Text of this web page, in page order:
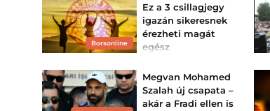
Borsonline
Ez a 3 csillagjegy
igazán sikeresnek
érezheti magát
egész
Lesznek, akiknek mintha
végre minden összejönne.
Megvan Mohamed
Szalah új csapata –
akár a Fradi ellen is